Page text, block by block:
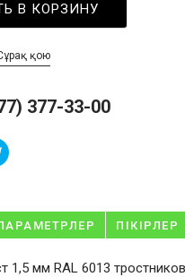
В КОРЗИНУ
қою
377-33-00
ПІКІРЛЕР
1,5 мм RAL 6013